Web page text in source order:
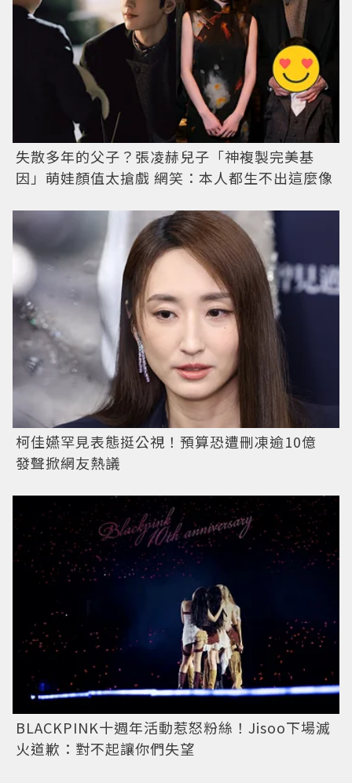
失散多年的父子？張凌赫兒子「神複製完美基
因」萌娃顏值太搶戲 網笑：本人都生不出這麼像
柯佳嬿罕見表態挺公視！預算恐遭刪凍逾10億
發聲掀網友熱議
BLACKPINK十週年活動惹怒粉絲！Jisoo下場滅
火道歉：對不起讓你們失望